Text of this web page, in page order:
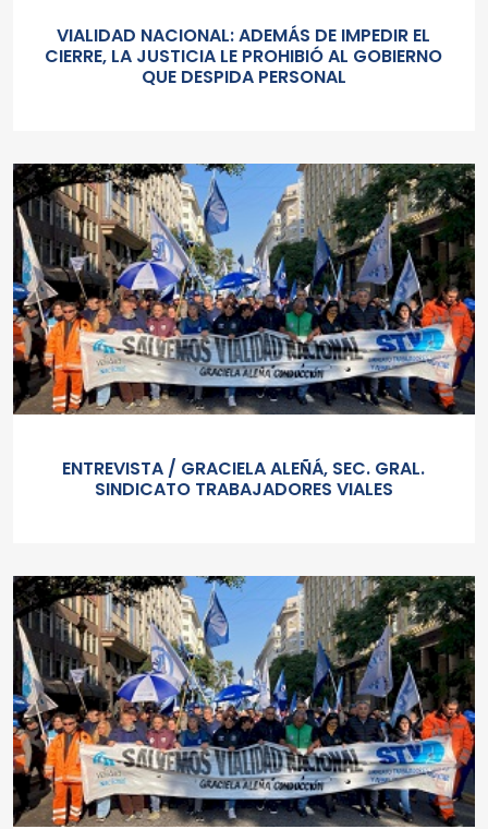
VIALIDAD NACIONAL: ADEMÁS DE IMPEDIR EL
CIERRE, LA JUSTICIA LE PROHIBIÓ AL GOBIERNO
QUE DESPIDA PERSONAL
ENTREVISTA / GRACIELA ALEÑÁ, SEC. GRAL.
SINDICATO TRABAJADORES VIALES